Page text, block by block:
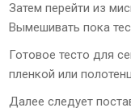
Затем перейти из
Вымешивать пока
Готовое тесто для
пленкой или
Далее следует